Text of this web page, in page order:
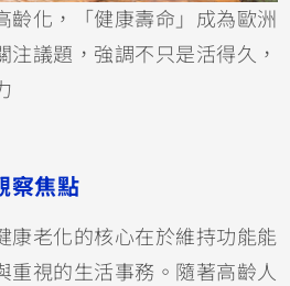
齡化，「健康壽命」成為歐洲
注議題，強調不只是活得久，
察焦點
康老化的核心在於維持功能能
重視的生活事務。隨著高齡人